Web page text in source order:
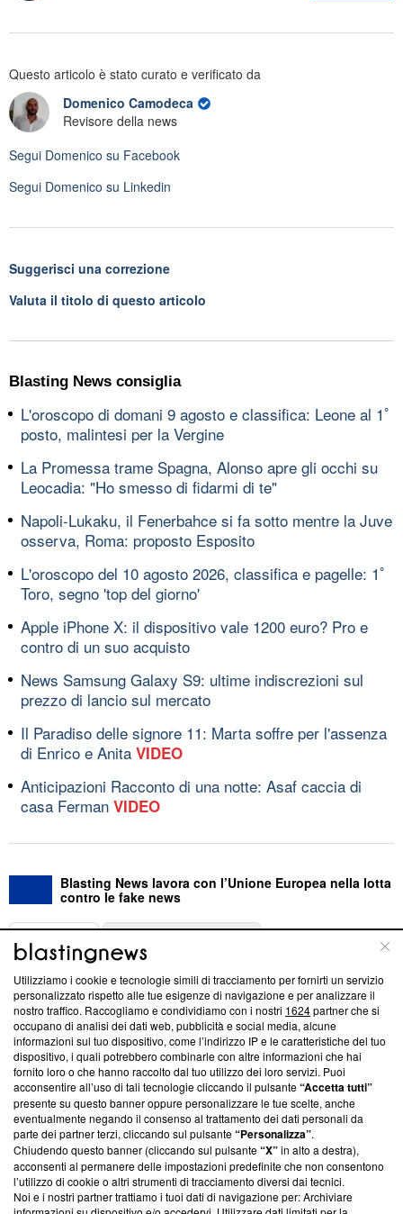
Questo articolo è stato curato e verificato da
Domenico Camodeca
Revisore della news
Segui Domenico su Facebook
Segui Domenico su Linkedin
Suggerisci una correzione
Valuta il titolo di questo articolo
Blasting News consiglia
L'oroscopo di domani 9 agosto e classifica: Leone al 1ﾟ
posto, malintesi per la Vergine
La Promessa trame Spagna, Alonso apre gli occhi su
Leocadia: "Ho smesso di fidarmi di te"
Napoli-Lukaku, il Fenerbahce si fa sotto mentre la Juve
osserva, Roma: proposto Esposito
L'oroscopo del 10 agosto 2026, classifica e pagelle: 1ﾟ
Toro, segno 'top del giorno'
Apple iPhone X: il dispositivo vale 1200 euro? Pro e
contro di un suo acquisto
News Samsung Galaxy S9: ultime indiscrezioni sul
prezzo di lancio sul mercato
Il Paradiso delle signore 11: Marta soffre per l'assenza
di Enrico e Anita VIDEO
Anticipazioni Racconto di una notte: Asaf caccia di
casa Ferman VIDEO
Blasting News lavora con l’Unione Europea nella lotta
contro le fake news
ABOUT
Questa sezione offre informazioni trasparenti su Blasting
News, sui nostri processi editoriali e su come ci impegniamo a
creare news di qualità. Inoltre, afferma la nostra aderenza a
‘Trust Project - News with Integrity’Blasting News non è
ancora membro del programma, ma ha richiesto di farne
parte; Trust Project non ha ancora effettuato una verifica di
conformità agli standard.
Su di noi
Team editoriale
Corporate
Utilizziamo i cookie e tecnologie simili di tracciamento per fornirti un servizio
personalizzato rispetto alle tue esigenze di navigazione e per analizzare il
nostro traffico. Raccogliamo e condividiamo con i nostri 1624partner che si
occupano di analisi dei dati web, pubblicità e social media, alcune
informazioni sul tuo dispositivo, come l’indirizzo IP e le caratteristiche del tuo
dispositivo, i quali potrebbero combinarle con altre informazioni che hai
fornito loro o che hanno raccolto dal tuo utilizzo dei loro servizi. Puoi
acconsentire all’uso di tali tecnologie cliccando il pulsante“Accetta tutti”
presente su questo banner oppure personalizzare le tue scelte, anche
eventualmente negando il consenso al trattamento dei dati personali da
parte dei partner terzi, cliccando sul pulsante“Personalizza”.
Chiudendo questo banner (cliccando sul pulsante“X”in alto a destra),
acconsenti al permanere delle impostazioni predefinite che non consentono
l’utilizzo di cookie o altri strumenti di tracciamento diversi dai tecnici.
Noi e i nostri partner trattiamo i tuoi dati di navigazione per: Archiviare